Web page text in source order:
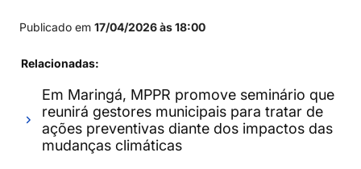
Publicado em 17/04/2026 às 18:00
Relacionadas:
Em Maringá, MPPR promove seminário que
reunirá gestores municipais para tratar de
ações preventivas diante dos impactos das
mudanças climáticas